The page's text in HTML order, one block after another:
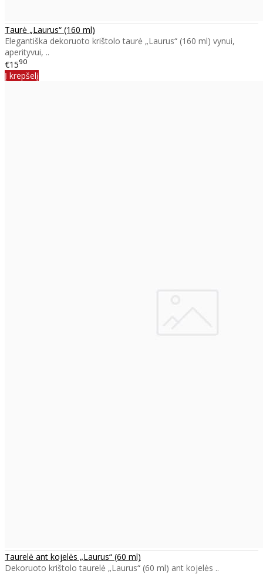
Taurė „Laurus“ (160 ml)
Elegantiška dekoruoto krištolo taurė „Laurus“ (160 ml) vynui,
aperityvui, ..
€1590
Į krepšelį
Taurelė ant kojelės „Laurus“ (60 ml)
Dekoruoto krištolo taurelė „Laurus“ (60 ml) ant kojelės ..